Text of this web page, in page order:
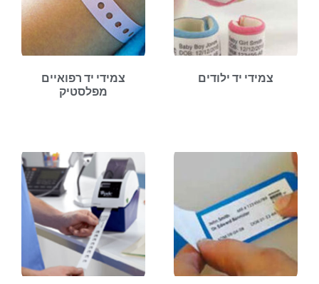
צמידי יד ילודים
צמידי יד רפואיים
מפלסטיק